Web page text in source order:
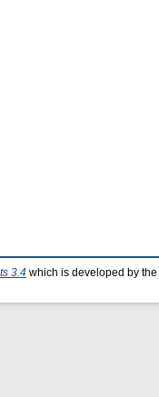
3.4 which is developed by the